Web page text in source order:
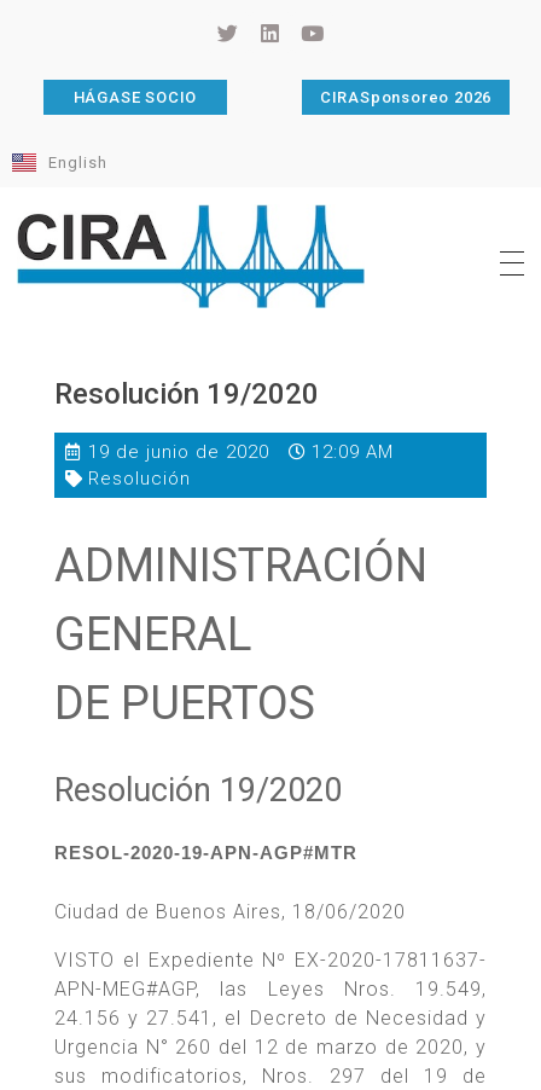
HÁGASE SOCIO CIRASponsoreo 2026
English
Resolución 19/2020
19 de junio de 2020
12:09 AM
Resolución
ADMINISTRACIÓN
GENERAL
DE PUERTOS
Resolución 19/2020
RESOL-2020-19-APN-AGP#MTR
Ciudad de Buenos Aires, 18/06/2020
VISTO el Expediente Nº EX-2020-17811637-
APN-MEG#AGP, las Leyes Nros. 19.549,
24.156 y 27.541, el Decreto de Necesidad y
Urgencia N° 260 del 12 de marzo de 2020, y
sus modificatorios, Nros. 297 del 19 de